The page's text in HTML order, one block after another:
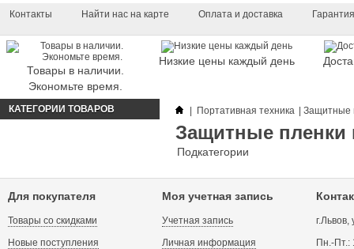
Контакты
Найти нас на карте Оплата и доставка Гарантия
Товары в наличии.
Экономьте время.
Низкие цены каждый день
КАТЕГОРИИ ТОВАРОВ Портативная техника Защитные
Защитные пленки
Подкатегории
Для покупателя
Товары со скидками
Новые поступления
Моя учетная запись
Учетная запись
Личная информация
Пн.-Пт.: